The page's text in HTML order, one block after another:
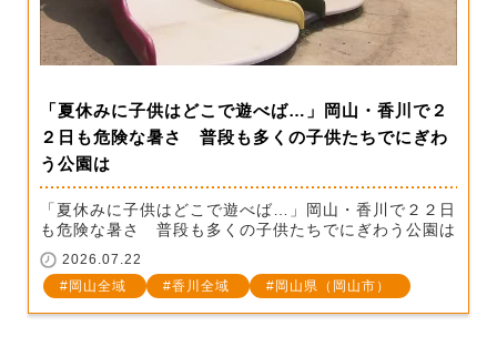
「夏休みに子供はどこで遊べば…」岡山・香川で２
２日も危険な暑さ 普段も多くの子供たちでにぎわ
う公園は
「夏休みに子供はどこで遊べば…」岡山・香川で２２日
も危険な暑さ 普段も多くの子供たちでにぎわう公園は
2026.07.22
岡山全域
香川全域 岡山県（岡山市）